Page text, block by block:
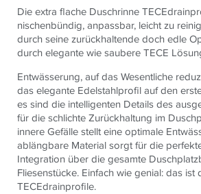
Die extra flache Duschrinne
nischenbündig, anpassbar, leicht zu
durch seine zurückhaltende doch edle
durch elegante wie saubere TECE
Entwässerung, auf das Wesentliche
das elegante Edelstahlprofil auf den
es sind die intelligenten Details des
für die schlichte Zurückhaltung im
innere Gefälle stellt eine optimale
ablängbare Material sorgt für die
Integration über die gesamte
Fliesenstücke. Einfach wie genial: das ist
TECEdrainprofile.